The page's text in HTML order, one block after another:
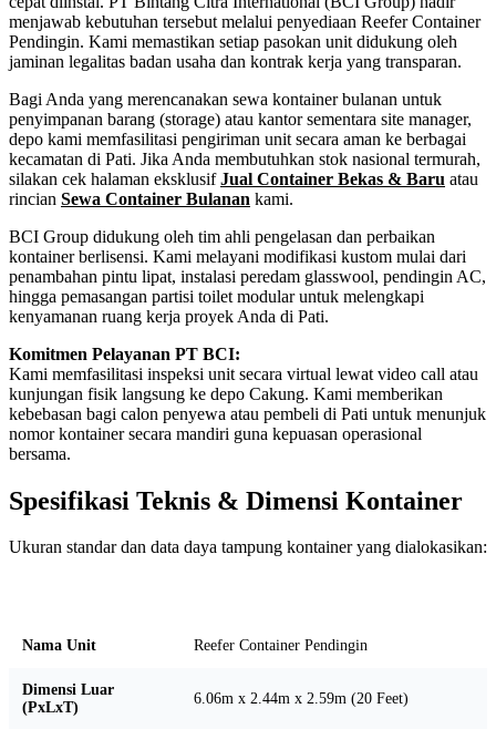
menjawab kebutuhan tersebut melalui penyediaan Reefer Container
Pendingin. Kami memastikan setiap pasokan unit didukung oleh
jaminan legalitas badan usaha dan kontrak kerja yang transparan.
Bagi Anda yang merencanakan sewa kontainer bulanan untuk
penyimpanan barang (storage) atau kantor sementara site manager,
depo kami memfasilitasi pengiriman unit secara aman ke berbagai
kecamatan di Pati. Jika Anda membutuhkan stok nasional termurah,
silakan cek halaman eksklusifJual Container Bekas & Baru atau
rincian Sewa Container Bulanan kami.
BCI Group didukung oleh tim ahli pengelasan dan perbaikan
kontainer berlisensi. Kami melayani modifikasi kustom mulai dari
penambahan pintu lipat, instalasi peredam glasswool, pendingin AC,
hingga pemasangan partisi toilet modular untuk melengkapi
kenyamanan ruang kerja proyek Anda di Pati.
Komitmen Pelayanan PT BCI:
Kami memfasilitasi inspeksi unit secara virtual lewat video call atau
kunjungan fisik langsung ke depo Cakung. Kami memberikan
kebebasan bagi calon penyewa atau pembeli di Pati untuk menunjuk
nomor kontainer secara mandiri guna kepuasan operasional
bersama.
Spesifikasi Teknis & Dimensi Kontainer
Ukuran standar dan data daya tampung kontainer yang dialokasikan:
Nama Unit Reefer Container Pendingin
Dimensi Luar
(PxLxT)
6.06m x 2.44m x 2.59m (20 Feet)